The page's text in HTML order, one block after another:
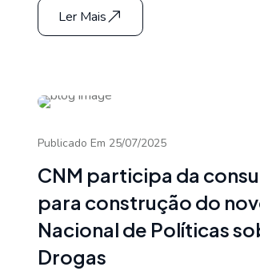
Ler Mais
Publicado Em 25/07/2025
CNM participa da
para construção do
Nacional de Políticas
Drogas